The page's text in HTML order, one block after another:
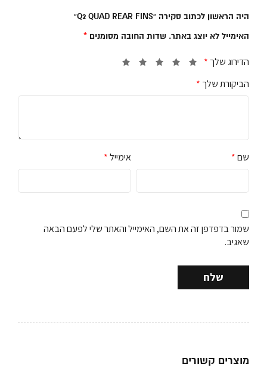
היה הראשון לכתוב סקירה “Q2 QUAD REAR FINS”
האימייל לא יוצג באתר. שדות החובה מסומנים *
הדירוג שלך *
הביקורת שלך *
שם* אימייל*
שמור בדפדפן זה את השם, האימייל והאתר שלי לפעם הבאה
שאגיב.
מוצרים קשורים